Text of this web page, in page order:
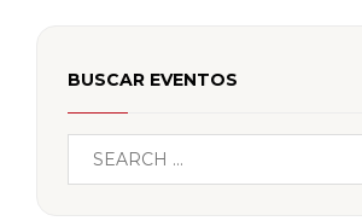
BUSCAR EVENTOS